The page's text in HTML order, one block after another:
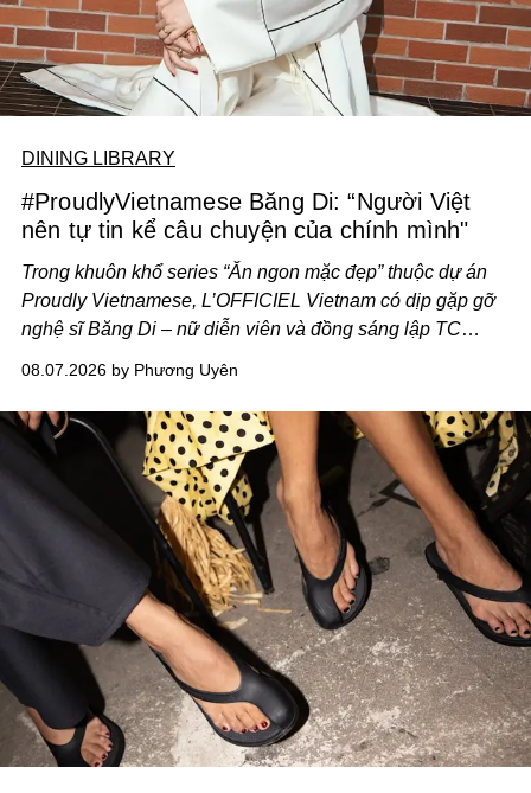
DINING LIBRARY
#ProudlyVietnamese Băng Di: “Người Việt
nên tự tin kể câu chuyện của chính mình"
Trong khuôn khổ series “Ăn ngon mặc đẹp” thuộc dự án
Proudly Vietnamese, L’OFFICIEL Vietnam có dịp gặp gỡ
nghệ sĩ Băng Di – nữ diễn viên và đồng sáng lập TC
Kitchen Bar và SALEM tại TP.HCM.
08.07.2026 by Phương Uyên